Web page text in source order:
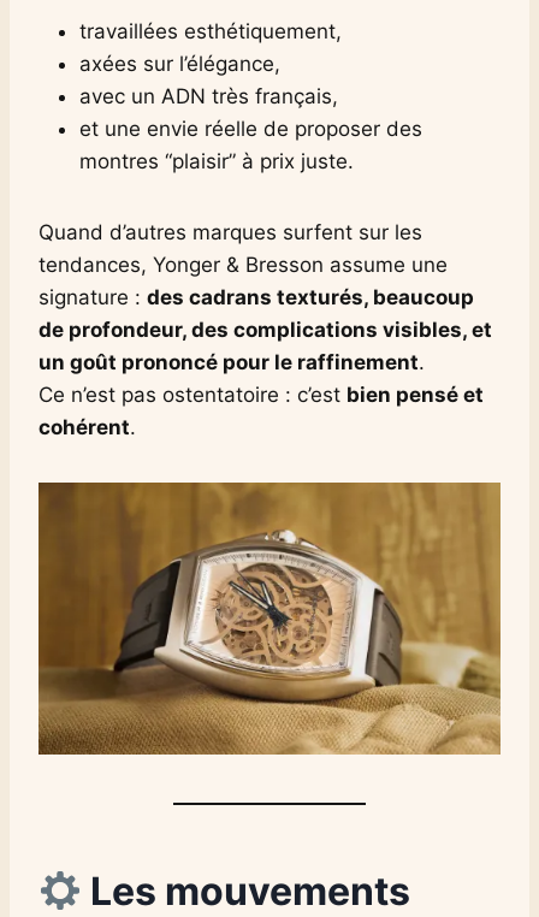
travaillées esthétiquement,
axées sur l’élégance,
avec un ADN très français,
et une envie réelle de proposer des
montres “plaisir” à prix juste.
Quand d’autres marques surfent sur les
tendances, Yonger & Bresson assume une
signature : des cadrans texturés, beaucoup
de profondeur, des complications visibles, et
un goût prononcé pour le raffinement.
Ce n’est pas ostentatoire : c’est bien pensé et
cohérent.
Les mouvements